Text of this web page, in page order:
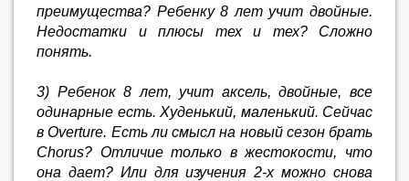
преимущества? Ребенку 8 лет учит двойные.
Недостатки и плюсы тех и тех? Сложно
понять.
3) Ребенок 8 лет, учит аксель, двойные, все
одинарные есть. Худенький, маленький. Сейчас
в Overture. Есть ли смысл на новый сезон брать
Chorus? Отличие только в жестокости, что
она дает? Или для изучения 2-х можно снова